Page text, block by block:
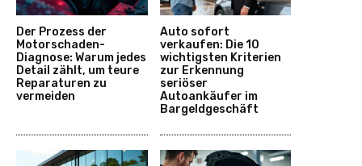
Der Prozess der
Motorschaden-
Diagnose: Warum jedes
Detail zählt, um teure
Reparaturen zu
vermeiden
Auto sofort
verkaufen: Die 10
wichtigsten Kriterien
zur Erkennung
seriöser
Autoankäufer im
Bargeldgeschäft